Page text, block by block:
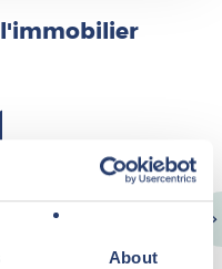
About
l'immobilier